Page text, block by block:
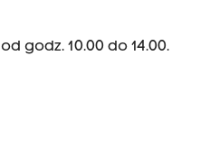
godz. 10.00 do 14.00.